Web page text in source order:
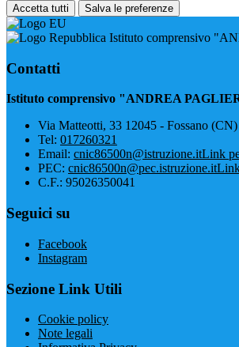
Accetta tutti Salva le preferenze
Istituto comprensivo
Contatti
Istituto comprensivo "ANDREA
Via Matteotti, 33 12045 - Fossano (CN)
Tel: 017260321
Email: cnic86500n@istruzione.itLink
PEC: cnic86500n@pec.istruzione.it
C.F.: 95026350041
Seguici su
Facebook
Instagram
Sezione Link Utili
Cookie policy
Note legali